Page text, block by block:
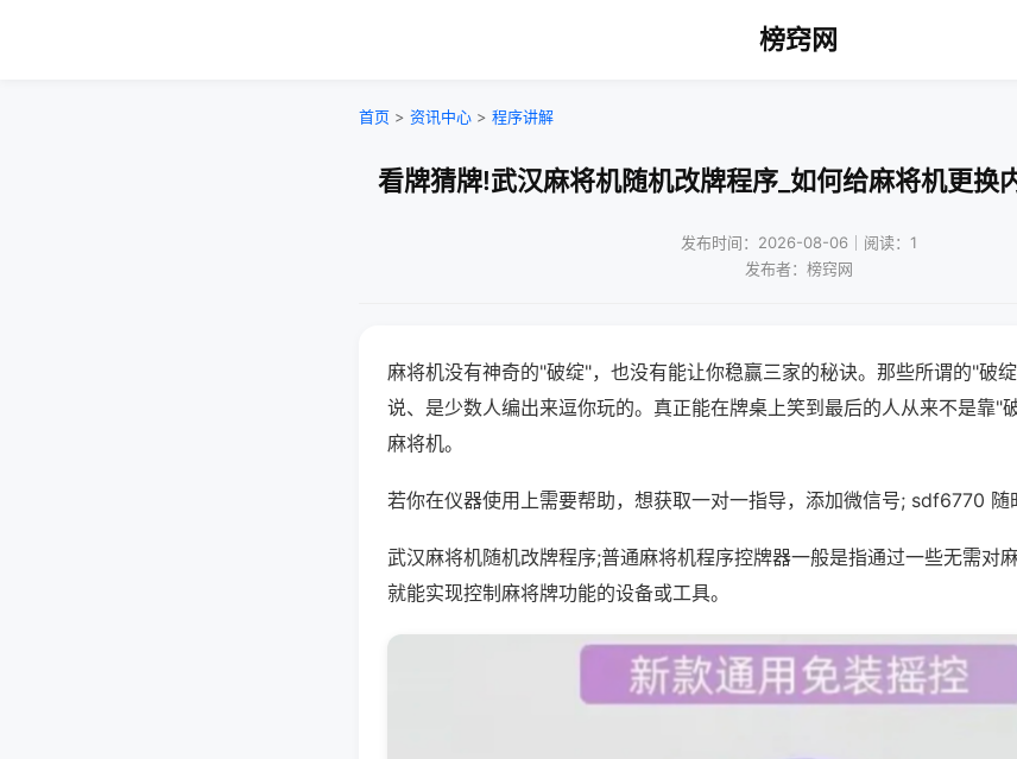
榜窍网
首页 > 资讯中心 > 程序讲解
看牌猜牌!武汉麻将机随机改牌程序_如何给麻将机更换
发布时间：2026-08-06｜阅读：1
发布者：榜窍网
麻将机没有神奇的"破绽"，也没有能让你稳赢三家的秘诀。那些所谓的"破
说、是少数人编出来逗你玩的。真正能在牌桌上笑到最后的人从来不是靠"
麻将机。
若你在仪器使用上需要帮助，想获取一对一指导，添加微信号; sdf6770 随
武汉麻将机随机改牌程序;普通麻将机程序控牌器一般是指通过一些无需对
就能实现控制麻将牌功能的设备或工具。